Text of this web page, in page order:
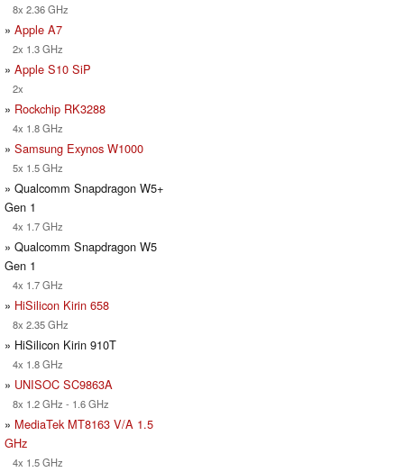
8x 2.36 GHz
» Apple A7
2x 1.3 GHz
» Apple S10 SiP
2x
» Rockchip RK3288
4x 1.8 GHz
» Samsung Exynos W1000
5x 1.5 GHz
» Qualcomm Snapdragon W5+
Gen 1
4x 1.7 GHz
» Qualcomm Snapdragon W5
Gen 1
4x 1.7 GHz
» HiSilicon Kirin 658
8x 2.35 GHz
» HiSilicon Kirin 910T
4x 1.8 GHz
» UNISOC SC9863A
8x 1.2 GHz - 1.6 GHz
» MediaTek MT8163 V/A 1.5
GHz
4x 1.5 GHz